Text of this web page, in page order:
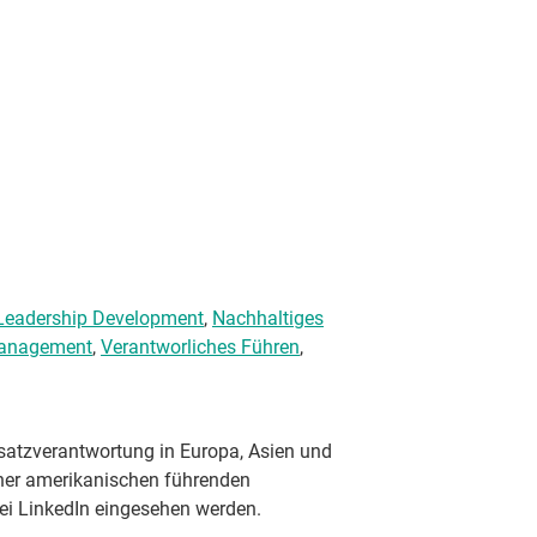
Development, Nachhaltiges
, Verantworliches Führen,
in Europa, Asien und
amerikanischen führenden
LinkedIn eingesehen werden.